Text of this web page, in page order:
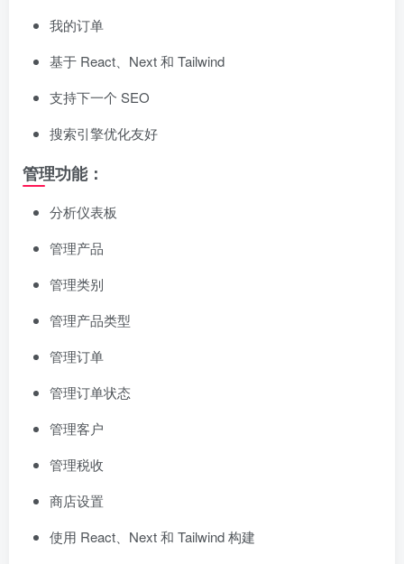
我的订单
基于 React、Next 和 Tailwind
支持下一个 SEO
搜索引擎优化友好
管理功能：
分析仪表板
管理产品
管理类别
管理产品类型
管理订单
管理订单状态
管理客户
管理税收
商店设置
使用 React、Next 和 Tailwind 构建